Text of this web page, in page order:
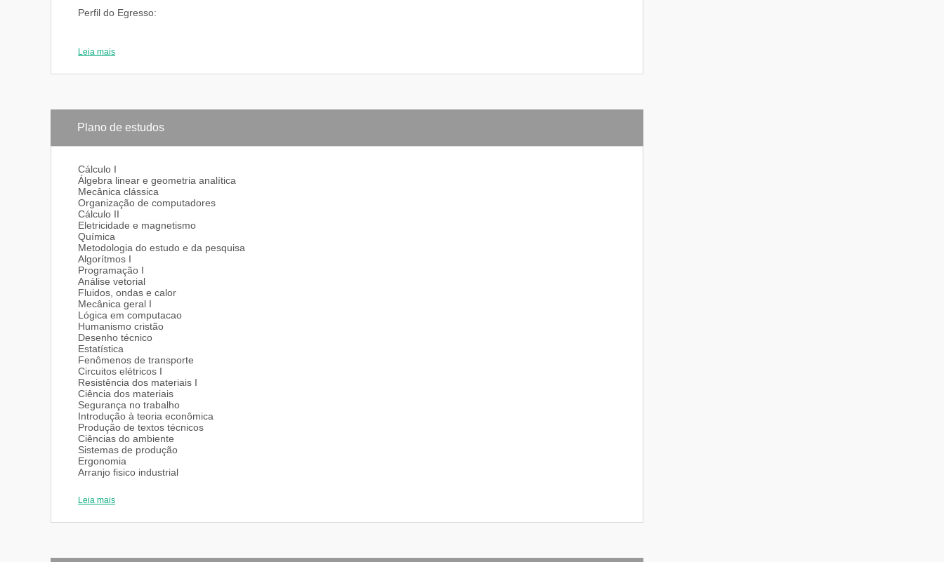
Perfil do Egresso:
com as demandas atuais de nossa sociedade, sem comprometer a formação de um profissional de sólidos
conhecimentos técnicos e científicos, capacitado a identificar e resolver problemas em engenharia, desenvolver novas
- Busca de alternativas capazes de contribuir para o estabelecimento de novas relações de trabalho;
O tecnólogo formado pela UCP deverá acompanhar as mudanças que ocorrem na sociedade, terá domínio sobre a
pedagógica será voltada para o desenvolvimento de habilidades como: pensar com lógica, refletir, analisar, criar, liderar,
negociar, comunicar, criticar, pesquisar, promover mudanças e tomar decisões.
O profissional formado deverá ter condições de analisar a realidade, entender seus problemas e participar na busca de
soluções inovadoras, exercendo o raciocínio lógico, a análise crítica e a criatividade.
Em síntese, o curso procura formar um profissional “que esteja capacitado a absorver e desenvolver novas tecnologias,
estimulando a sua atuação crítica na identificação e resolução de problemas, considerando seus aspectos políticos,
econômicos, sociais, ambientais e culturais, com visão ética humanística, em atendimento às demandas da sociedade”.
Leia mais
Plano de estudos
Cálculo I
Álgebra linear e geometria analítica
Mecânica clássica
Organização de computadores
Cálculo II
Eletricidade e magnetismo
Química
Metodologia do estudo e da pesquisa
Algorítmos I
Programação I
Análise vetorial
Fluidos, ondas e calor
Mecânica geral I
Lógica em computacao
Humanismo cristão
Desenho técnico
Estatística
Fenômenos de transporte
Circuitos elétricos I
Resistência dos materiais I
Ciência dos materiais
Segurança no trabalho
Introdução à teoria econômica
Produção de textos técnicos
Ciências do ambiente
Sistemas de produção
Ergonomia
Arranjo fisico industrial
Projeto de trabalho de conclusão de curso
Gerência de custos da produção
Leia mais